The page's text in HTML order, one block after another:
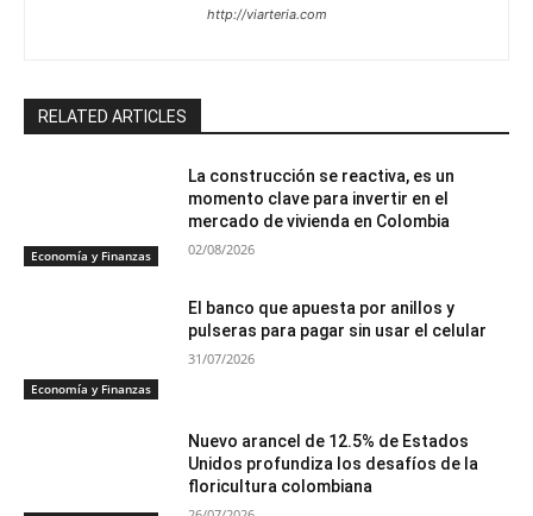
http://viarteria.com
RELATED ARTICLES
Economía y Finanzas
La construcción se reactiva, es un
momento clave para invertir en el
mercado de vivienda en Colombia
02/08/2026
Economía y Finanzas
El banco que apuesta por anillos y
pulseras para pagar sin usar el celular
31/07/2026
Nuevo arancel de 12.5% de Estados
Unidos profundiza los desafíos de la
floricultura colombiana